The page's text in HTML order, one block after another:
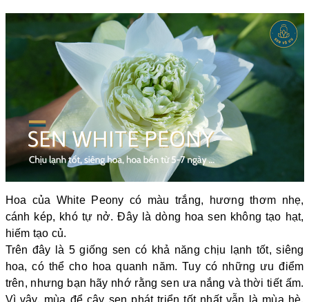
Hoa của White Peony có màu trắng, hương thơm nhẹ,
cánh kép, khó tự nở. Đây là dòng hoa sen không tạo hạt,
hiếm tạo củ.
Trên đây là 5 giống sen có khả năng chịu lạnh tốt, siêng
hoa, có thể cho hoa quanh năm. Tuy có những ưu điểm
trên, nhưng bạn hãy nhớ rằng sen ưa nắng và thời tiết ấm.
Vì vậy, mùa để cây sen phát triển tốt nhất vẫn là mùa hè.